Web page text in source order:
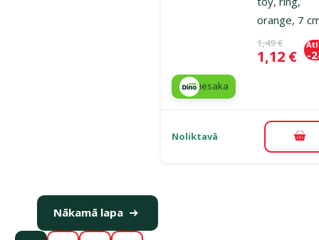
orange, 7
Oriģinālā
1,49 €
Cena
1,12 € -
iesaka
Noliktavā
Nākamā lapa